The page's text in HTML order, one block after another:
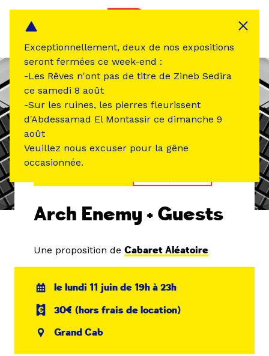
Arch Enemy + Guests
Une proposition de Cabaret Aléatoire
le lundi 11 juin de 19h à 23h
30€ (hors frais de location)
Grand Cab
Exceptionnellement, deux de nos expositions
seront fermées ce week-end :
-Les Rêves n'ont pas de titre de Zineb Sedira
ce samedi 8 août
-Sur les ruines, les pierres fleurissent
d'Abdessamad El Montassir ce dimanche 9
août
Veuillez nous excuser pour la gêne
occasionnée.
Panneau de gestion des cookies